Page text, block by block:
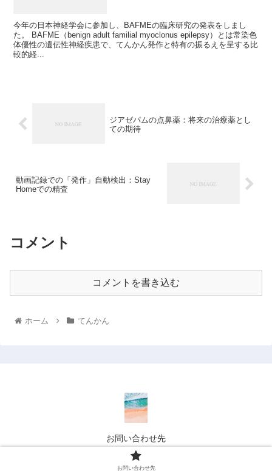
今年の日本神経学会に参加し、BAFMEの臨床研究の発表をしまし
た。 BAFME（benign adult familial myoclonus epilepsy）とは常染色
体優性の遺伝性神経疾患で、てんかん発作と特有の振るえを呈する比
較的経...
ジアゼパムの点鼻薬：将来の治療薬とし
ての期待
動画記録での「発作」自動検出：Stay
Homeでの精査
コメント
コメントを書き込む
ホーム てんかん
お問い合わせ先
© 2022 てんかん, 脳波 ウェブキャンパス.
お問い合わせ先